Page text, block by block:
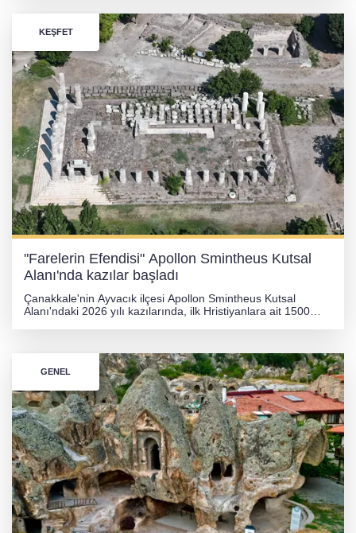
KEŞFET
"Farelerin Efendisi" Apollon Smintheus Kutsal
Alanı'nda kazılar başladı
Çanakkale'nin Ayvacık ilçesi Apollon Smintheus Kutsal
Alanı'ndaki 2026 yılı kazılarında, ilk Hristiyanlara ait 1500
GENEL